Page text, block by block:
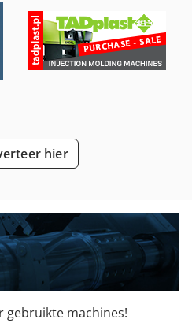
hier
gebruikte machines!